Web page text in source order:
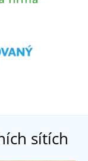
sítích